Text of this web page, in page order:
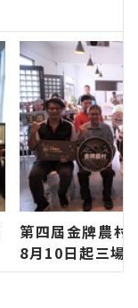
第四屆金牌農村
8月10日起三場
現農村特色∣花